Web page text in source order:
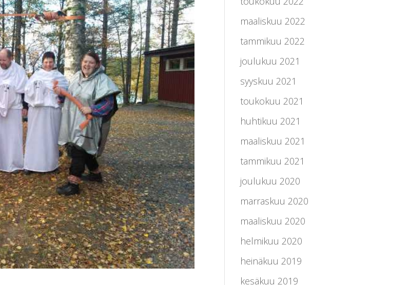
maaliskuu 2022
tammikuu 2022
joulukuu 2021
syyskuu 2021
toukokuu 2021
huhtikuu 2021
maaliskuu 2021
tammikuu 2021
joulukuu 2020
marraskuu 2020
maaliskuu 2020
helmikuu 2020
heinäkuu 2019
kesäkuu 2019